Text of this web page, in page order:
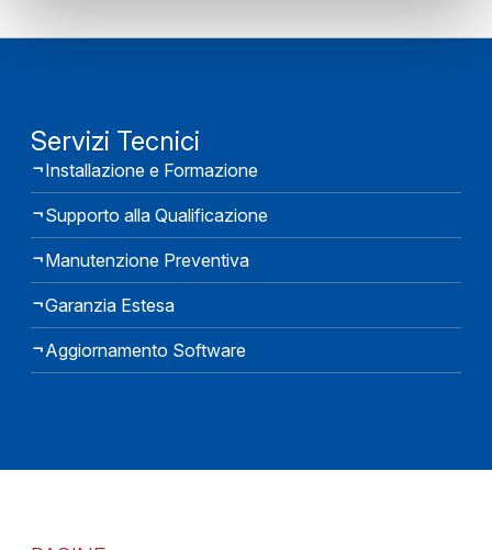
Servizi Tecnici
Installazione e Formazione
Supporto alla Qualificazione
Manutenzione Preventiva
Garanzia Estesa
Aggiornamento Software